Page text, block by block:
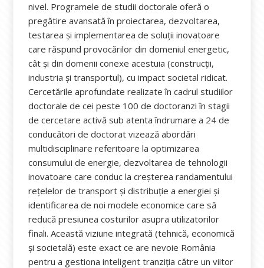
nivel. Programele de studii doctorale oferă o
pregătire avansată în proiectarea, dezvoltarea,
testarea și implementarea de soluții inovatoare
care răspund provocărilor din domeniul energetic,
cât și din domenii conexe acestuia (construcții,
industria și transportul), cu impact societal ridicat.
Cercetările aprofundate realizate în cadrul studiilor
doctorale de cei peste 100 de doctoranzi în stagii
de cercetare activă sub atenta îndrumare a 24 de
conducători de doctorat vizează abordări
multidisciplinare referitoare la optimizarea
consumului de energie, dezvoltarea de tehnologii
inovatoare care conduc la creșterea randamentului
rețelelor de transport și distribuție a energiei și
identificarea de noi modele economice care să
reducă presiunea costurilor asupra utilizatorilor
finali. Această viziune integrată (tehnică, economică
și societală) este exact ce are nevoie România
pentru a gestiona inteligent tranziția către un viitor